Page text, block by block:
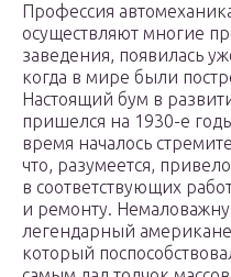
Профессия
осуществляют многие
заведения, появилась
когда в мире были
Настоящий бум в
пришелся на 1930-е
время началось
что, разумеется,
в соответствующих
и ремонту.
легендарный
который